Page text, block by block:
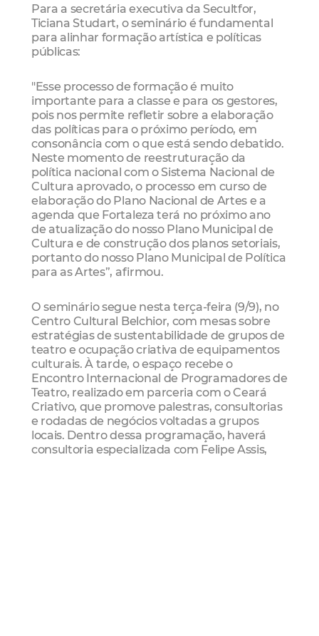
Para a secretária executiva da Secultfor,
Ticiana Studart, o seminário é fundamental
para alinhar formação artística e políticas
públicas:
"Esse processo de formação é muito
importante para a classe e para os gestores,
pois nos permite refletir sobre a elaboração
das políticas para o próximo período, em
consonância com o que está sendo debatido.
Neste momento de reestruturação da
política nacional com o Sistema Nacional de
Cultura aprovado, o processo em curso de
elaboração do Plano Nacional de Artes e a
agenda que Fortaleza terá no próximo ano
de atualização do nosso Plano Municipal de
Cultura e de construção dos planos setoriais,
portanto do nosso Plano Municipal de Política
para as Artes”, afirmou.
O seminário segue nesta terça-feira (9/9), no
Centro Cultural Belchior, com mesas sobre
estratégias de sustentabilidade de grupos de
teatro e ocupação criativa de equipamentos
culturais. À tarde, o espaço recebe o
Encontro Internacional de Programadores de
Teatro, realizado em parceria com o Ceará
Criativo, que promove palestras, consultorias
e rodadas de negócios voltadas a grupos
locais. Dentro dessa programação, haverá
consultoria especializada com Felipe Assis,